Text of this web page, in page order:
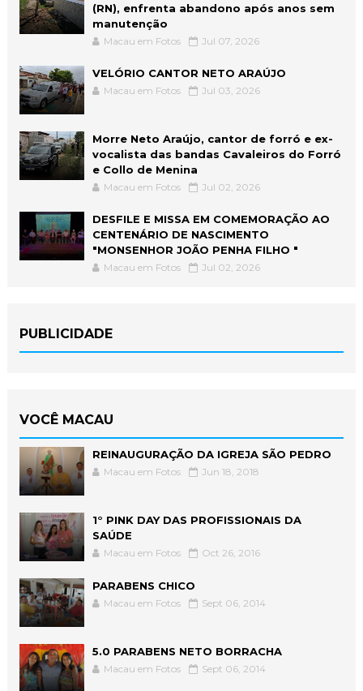
(RN), enfrenta abandono após anos sem
manutenção
Macau em Fotos Jul 07, 2026
VELÓRIO CANTOR NETO ARAÚJO
Macau em Fotos Jul 03, 2026
Morre Neto Araújo, cantor de forró e ex-
vocalista das bandas Cavaleiros do Forró
e Collo de Menina
Macau em Fotos Jul 02, 2026
DESFILE E MISSA EM COMEMORAÇÃO AO
CENTENÁRIO DE NASCIMENTO
"MONSENHOR JOÃO PENHA FILHO "
Macau em Fotos Jul 02, 2026
PUBLICIDADE
VOCÊ MACAU
REINAUGURAÇÃO DA IGREJA SÃO PEDRO
Macau em Fotos Jun 18, 2018
1° PINK DAY DAS PROFISSIONAIS DA
SAÚDE
Macau em Fotos Oct 26, 2016
PARABENS CHICO
Macau em Fotos Sept 06, 2014
5.0 PARABENS NETO BORRACHA
Macau em Fotos Sept 06, 2014